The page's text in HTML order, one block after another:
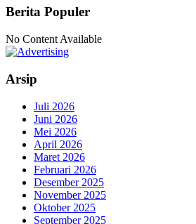
Berita Populer
No Content Available
Arsip
Juli 2026
Juni 2026
Mei 2026
April 2026
Maret 2026
Februari 2026
Desember 2025
November 2025
Oktober 2025
September 2025